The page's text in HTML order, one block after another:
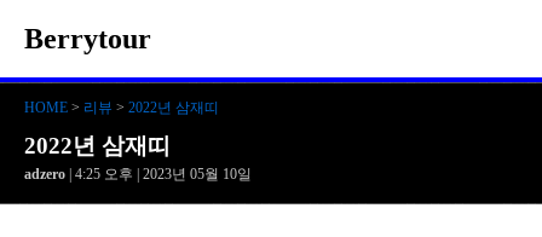
Berrytour
HOME > 리뷰 > 2022년 삼재띠
2022년 삼재띠
adzero | 4:25 오후 | 2023년 05월 10일